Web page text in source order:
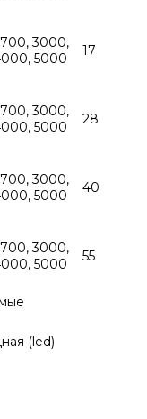
3000,
5000
17
3000,
5000
28
3000,
5000
40
3000,
5000
55
(led)